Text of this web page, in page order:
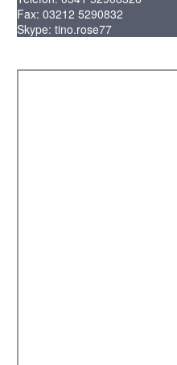
Fax: 03212 5290832
Skype: tino.rose77